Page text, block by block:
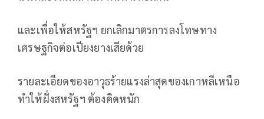
และเพื่อให้สหรัฐฯ ยกเลิกมาตรการลงโทษทาง
เศรษฐกิจต่อเปียงยางเสียด้วย
รายละเอียดของอาวุธร้ายแรงล่าสุดของเกาหลีเหนือ
ทำให้ฝั่งสหรัฐฯ ต้องคิดหนัก